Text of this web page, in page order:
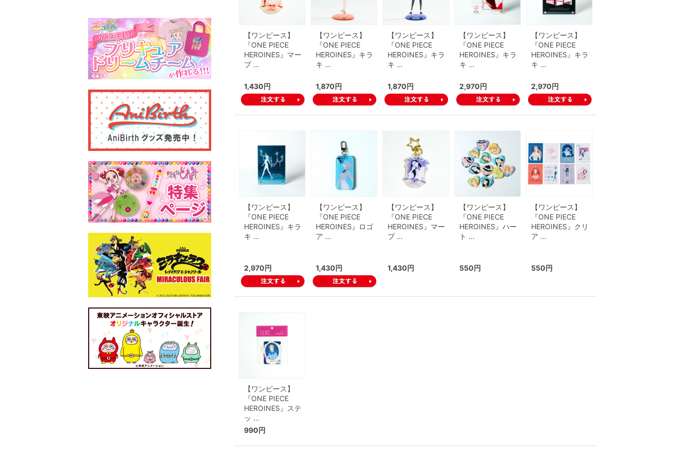
【ワンピース】
『ONE PIECE
HEROINES』マー
ブ …
1,430円
【ワンピース】
『ONE PIECE
HEROINES』キラ
キ …
1,870円
【ワンピース】
『ONE PIECE
HEROINES』キラ
キ …
1,870円
【ワンピース】
『ONE PIECE
HEROINES』キラ
キ …
2,970円
【ワンピース】
『ONE PIECE
HEROINES』キラ
キ …
2,970円
【ワンピース】
『ONE PIECE
HEROINES』キラ
キ …
2,970円
【ワンピース】
『ONE PIECE
HEROINES』ロゴ
ア …
1,430円
【ワンピース】
『ONE PIECE
HEROINES』マー
ブ …
1,430円
【ワンピース】
『ONE PIECE
HEROINES』ハー
ト …
550円
【ワンピース】
『ONE PIECE
HEROINES』クリ
ア …
550円
【ワンピース】
『ONE PIECE
HEROINES』ステ
ッ …
990円